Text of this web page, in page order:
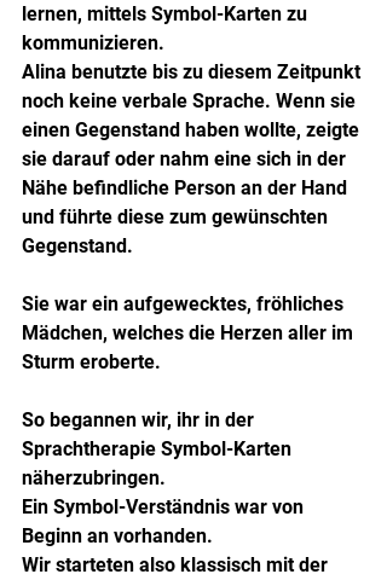
lernen, mittels Symbol-Karten zu
kommunizieren.
Alina benutzte bis zu diesem Zeitpunkt
noch keine verbale Sprache. Wenn sie
einen Gegenstand haben wollte, zeigte
sie darauf oder nahm eine sich in der
Nähe befindliche Person an der Hand
und führte diese zum gewünschten
Gegenstand.
Sie war ein aufgewecktes, fröhliches
Mädchen, welches die Herzen aller im
Sturm eroberte.
So begannen wir, ihr in der
Sprachtherapie Symbol-Karten
näherzubringen.
Ein Symbol-Verständnis war von
Beginn an vorhanden.
Wir starteten also klassisch mit der